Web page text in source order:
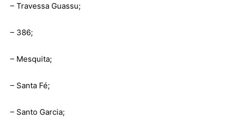
– Travessa Guassu;
– 386;
– Mesquita;
– Santa Fé;
– Santo Garcia;